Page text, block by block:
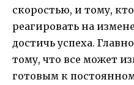
скоростью, и тому,
реагировать на
достичь успеха.
тому, что все может
готовым к